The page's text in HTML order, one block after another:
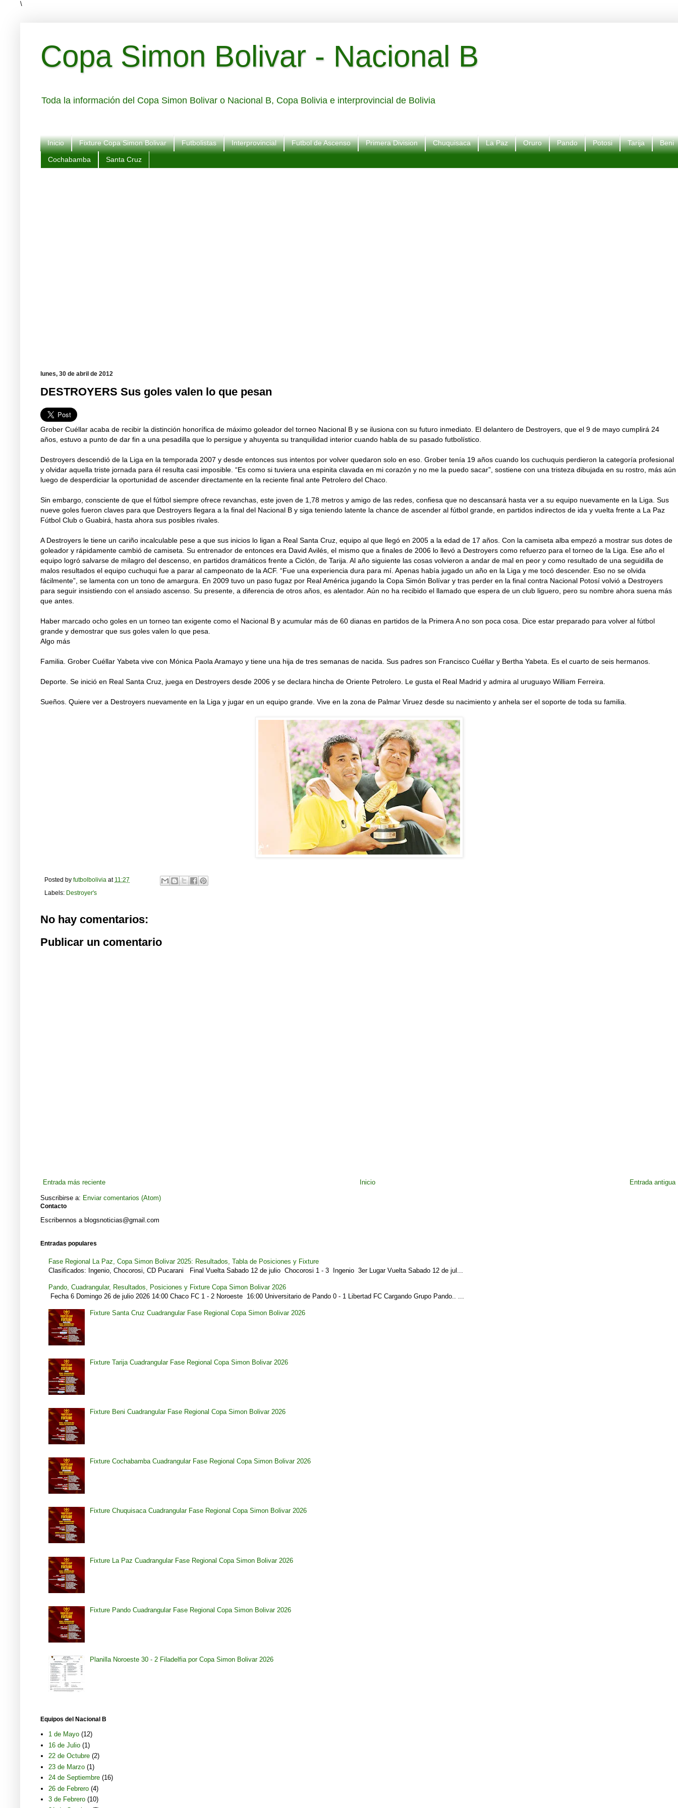
\
Copa Simon Bolivar - Nacional B
Toda la información del Copa Simon Bolivar o Nacional B, Copa Bolivia e interprovincial de Bolivia
Inicio Fixture Copa Simon Bolivar Futbolistas Interprovincial Futbol de Ascenso Primera Division Chuquisaca La Paz Oruro Pando Potosi Tarija Beni
Cochabamba Santa Cruz
lunes, 30 de abril de 2012
DESTROYERS Sus goles valen lo que pesan
Grober Cuéllar acaba de recibir la distinción honorífica de máximo goleador del torneo Nacional B y se ilusiona con su futuro inmediato. El delantero de Destroyers, que el 9 de mayo cumplirá 24
años, estuvo a punto de dar fin a una pesadilla que lo persigue y ahuyenta su tranquilidad interior cuando habla de su pasado futbolístico.
Destroyers descendió de la Liga en la temporada 2007 y desde entonces sus intentos por volver quedaron solo en eso. Grober tenía 19 años cuando los cuchuquis perdieron la categoría profesional
y olvidar aquella triste jornada para él resulta casi imposible. “Es como si tuviera una espinita clavada en mi corazón y no me la puedo sacar”, sostiene con una tristeza dibujada en su rostro, más aún
luego de desperdiciar la oportunidad de ascender directamente en la reciente final ante Petrolero del Chaco.
Sin embargo, consciente de que el fútbol siempre ofrece revanchas, este joven de 1,78 metros y amigo de las redes, confiesa que no descansará hasta ver a su equipo nuevamente en la Liga. Sus
nueve goles fueron claves para que Destroyers llegara a la final del Nacional B y siga teniendo latente la chance de ascender al fútbol grande, en partidos indirectos de ida y vuelta frente a La Paz
Fútbol Club o Guabirá, hasta ahora sus posibles rivales.
A Destroyers le tiene un cariño incalculable pese a que sus inicios lo ligan a Real Santa Cruz, equipo al que llegó en 2005 a la edad de 17 años. Con la camiseta alba empezó a mostrar sus dotes de
goleador y rápidamente cambió de camiseta. Su entrenador de entonces era David Avilés, el mismo que a finales de 2006 lo llevó a Destroyers como refuerzo para el torneo de la Liga. Ese año el
equipo logró salvarse de milagro del descenso, en partidos dramáticos frente a Ciclón, de Tarija. Al año siguiente las cosas volvieron a andar de mal en peor y como resultado de una seguidilla de
malos resultados el equipo cuchuqui fue a parar al campeonato de la ACF. “Fue una experiencia dura para mí. Apenas había jugado un año en la Liga y me tocó descender. Eso no se olvida
fácilmente”, se lamenta con un tono de amargura. En 2009 tuvo un paso fugaz por Real América jugando la Copa Simón Bolívar y tras perder en la final contra Nacional Potosí volvió a Destroyers
para seguir insistiendo con el ansiado ascenso. Su presente, a diferencia de otros años, es alentador. Aún no ha recibido el llamado que espera de un club liguero, pero su nombre ahora suena más
que antes.
Haber marcado ocho goles en un torneo tan exigente como el Nacional B y acumular más de 60 dianas en partidos de la Primera A no son poca cosa. Dice estar preparado para volver al fútbol
grande y demostrar que sus goles valen lo que pesa.
Algo más
Familia. Grober Cuéllar Yabeta vive con Mónica Paola Aramayo y tiene una hija de tres semanas de nacida. Sus padres son Francisco Cuéllar y Bertha Yabeta. Es el cuarto de seis hermanos.
Deporte. Se inició en Real Santa Cruz, juega en Destroyers desde 2006 y se declara hincha de Oriente Petrolero. Le gusta el Real Madrid y admira al uruguayo William Ferreira.
Sueños. Quiere ver a Destroyers nuevamente en la Liga y jugar en un equipo grande. Vive en la zona de Palmar Viruez desde su nacimiento y anhela ser el soporte de toda su familia.
Posted by futbolbolivia at 11:27
Labels: Destroyer's
No hay comentarios:
Publicar un comentario
Entrada más reciente Entrada antigua
Inicio
Suscribirse a: Enviar comentarios (Atom)
Contacto
Escribennos a blogsnoticias@gmail.com
Entradas populares
Fase Regional La Paz, Copa Simon Bolivar 2025: Resultados, Tabla de Posiciones y Fixture
Clasificados: Ingenio, Chocorosi, CD Pucarani Final Vuelta Sabado 12 de julio Chocorosi 1 - 3 Ingenio 3er Lugar Vuelta Sabado 12 de jul...
Pando, Cuadrangular, Resultados, Posiciones y Fixture Copa Simon Bolivar 2026
Fecha 6 Domingo 26 de julio 2026 14:00 Chaco FC 1 - 2 Noroeste 16:00 Universitario de Pando 0 - 1 Libertad FC Cargando Grupo Pando.. ...
Fixture Santa Cruz Cuadrangular Fase Regional Copa Simon Bolivar 2026
Fixture Tarija Cuadrangular Fase Regional Copa Simon Bolivar 2026
Fixture Beni Cuadrangular Fase Regional Copa Simon Bolivar 2026
Fixture Cochabamba Cuadrangular Fase Regional Copa Simon Bolivar 2026
Fixture Chuquisaca Cuadrangular Fase Regional Copa Simon Bolivar 2026
Fixture La Paz Cuadrangular Fase Regional Copa Simon Bolivar 2026
Fixture Pando Cuadrangular Fase Regional Copa Simon Bolivar 2026
Planilla Noroeste 30 - 2 Filadelfia por Copa Simon Bolivar 2026
Equipos del Nacional B
1 de Mayo (12)
16 de Julio (1)
22 de Octubre (2)
23 de Marzo (1)
24 de Septiembre (16)
26 de Febrero (4)
3 de Febrero (10)